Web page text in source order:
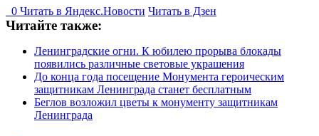
0 Читать в Яндекс.Новости Читать в Дзен
Читайте также:
Ленинградские огни. К юбилею прорыва блокады
появились различные световые украшения
До конца года посещение Монумента героическим
защитникам Ленинграда станет бесплатным
Беглов возложил цветы к монументу защитникам
Ленинграда